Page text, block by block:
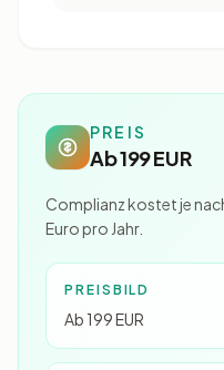
PREIS
Ab 199 EUR
Complianz kostet je
Euro pro Jahr.
PREISBILD
Ab 199 EUR